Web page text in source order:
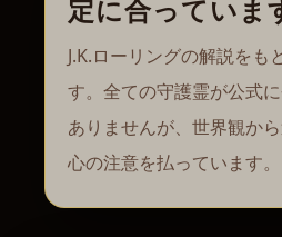
定に合っていま
J.K.ローリングの解説をも
す。全ての守護霊が公式
ありませんが、世界観か
心の注意を払っています。